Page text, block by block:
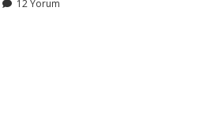
12 Yorum